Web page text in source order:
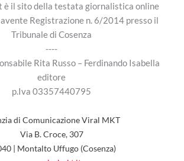
è il sito della testata giornalistica online
avente Registrazione n. 6/2014 presso il
Tribunale di Cosenza
----
Rita Russo – Ferdinando Isabella
editore
p.Iva 03357440795
di Comunicazione Viral MKT
Via B. Croce, 307
| Montalto Uffugo (Cosenza)